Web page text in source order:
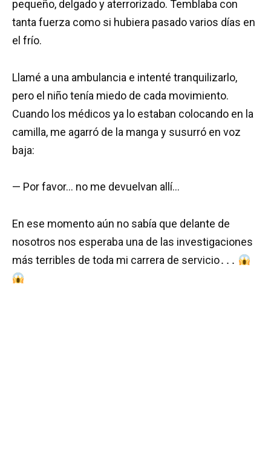
pequeño, delgado y aterrorizado. Temblaba con
tanta fuerza como si hubiera pasado varios días en
el frío.
Llamé a una ambulancia e intenté tranquilizarlo,
pero el niño tenía miedo de cada movimiento.
Cuando los médicos ya lo estaban colocando en la
camilla, me agarró de la manga y susurró en voz
baja:
— Por favor… no me devuelvan allí…
En ese momento aún no sabía que delante de
nosotros nos esperaba una de las investigaciones
más terribles de toda mi carrera de servicio․․․